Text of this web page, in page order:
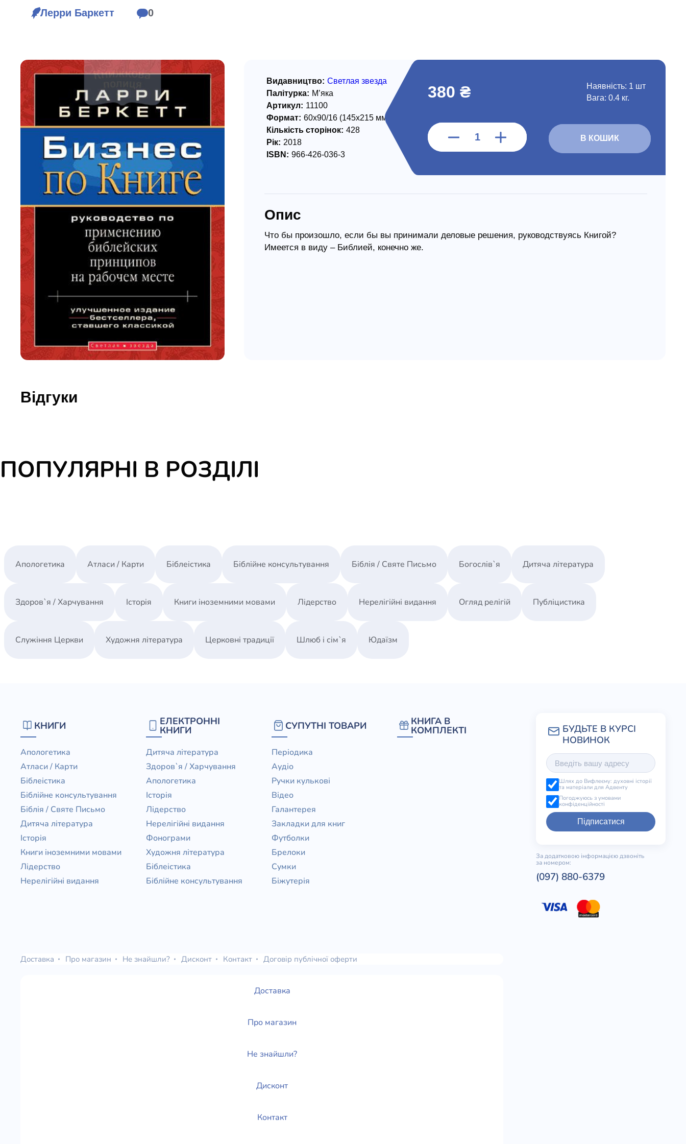
Свіжі надходження, актуальна
література та нові автори на нашій
Книги іноземними мовами
Лідерство
Нерелігійні видання
Церковні традиції
Здоров`я / Харчування
Юдаїзм
Огляд релігій
Художня література
Лерри Баркетт 0
380 ₴ Наявність: 1 шт
Вага: 0.4 кг.
В КОШИК
Видавництво: Светлая звезда
Палітурка: М’яка
Артикул: 11100
Формат: 60х90/16 (145х215 мм)
Кількість сторінок: 428
Рік: 2018
ISBN: 966-426-036-3
Опис
Что бы произошло, если бы вы принимали деловые решения, руководствуясь Книгой?
Имеется в виду – Библией, конечно же.
"Бизнес по Книге" снарядит вас инструментами, которые помогут вам построить вашу
Відгуки
ПОПУЛЯРНІ В РОЗДІЛІ
Апологетика Атласи / Карти Біблеістика Біблійне консультування Біблія / Святе Письмо Богослів`я Дитяча література
Здоров`я / Харчування Історія Книги іноземними мовами Лідерство Нерелігійні видання Огляд релігій Публіцистика
Служіння Церкви Художня література Церковні традиції Шлюб і сім`я Юдаїзм
КНИГИ
Апологетика
Атласи / Карти
Біблеістика
Біблійне консультування
Біблія / Святе Письмо
Дитяча література
Історія
Книги іноземними мовами
Лідерство
Нерелігійні видання
ЕЛЕКТРОННІ
КНИГИ
Дитяча література
Здоров`я / Харчування
Апологетика
Історія
Лідерство
Нерелігійні видання
Фонограми
Художня література
Біблеістика
Біблійне консультування
СУПУТНІ ТОВАРИ
Періодика
Аудіо
Ручки кулькові
Відео
Галантерея
Закладки для книг
Футболки
Брелоки
Сумки
Біжутерія
КНИГА В
КОМПЛЕКТІ
Шлях до Вифлеєму: духовні історії
та матеріали для Адвенту
Погоджуюсь з умовами
конфіденційності
Підписатися
За додатковою інформацією дзвоніть
за номером:
(097) 880-6379
Доставка Про магазин Не знайшли? Дисконт Контакт Договір публічної оферти
Доставка
Про магазин
Не знайшли?
Дисконт
Контакт